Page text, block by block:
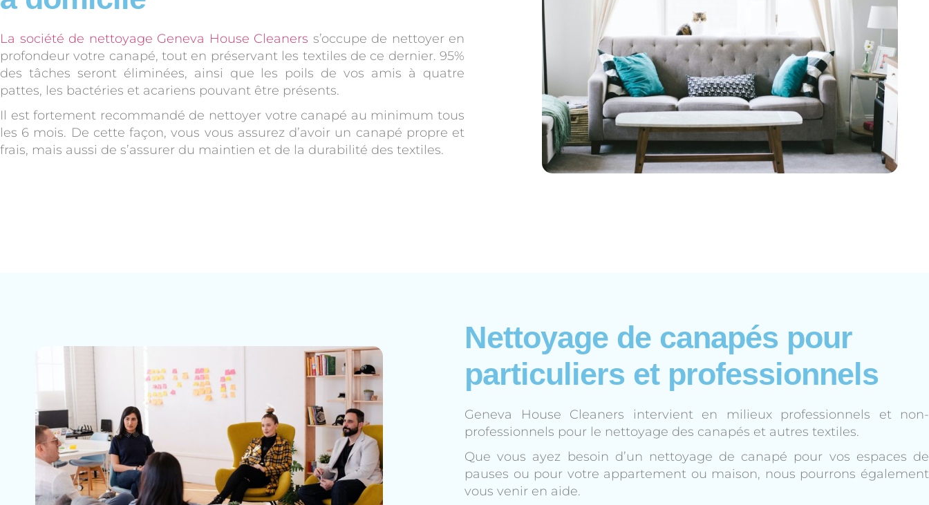
La société de nettoyage Geneva House Cleaners s’occupe de nettoyer en
profondeur votre canapé, tout en préservant les textiles de ce dernier. 95%
des tâches seront éliminées, ainsi que les poils de vos amis à quatre
pattes, les bactéries et acariens pouvant être présents.
Il est fortement recommandé de nettoyer votre canapé au minimum tous
les 6 mois. De cette façon, vous vous assurez d’avoir un canapé propre et
frais, mais aussi de s’assurer du maintien et de la durabilité des textiles.
Nettoyage de canapés pour
particuliers et professionnels
Geneva House Cleaners intervient en milieux professionnels et non-
professionnels pour le nettoyage des canapés et autres textiles.
Que vous ayez besoin d’un nettoyage de canapé pour vos espaces de
pauses ou pour votre appartement ou maison, nous pourrons également
vous venir en aide.